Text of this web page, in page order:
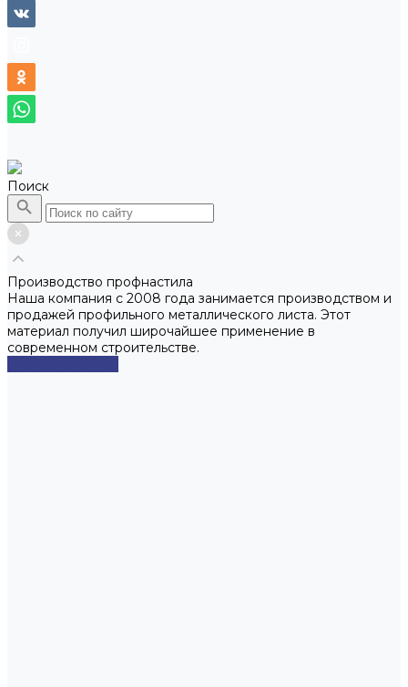
Поиск
Производство профнастила
Наша компания с 2008 года занимается производством и
продажей профильного металлического листа. Этот
материал получил широчайшее применение в
современном строительстве.